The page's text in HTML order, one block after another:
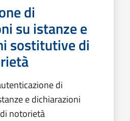
di
su istanze e
sostitutive di
di
e dichiarazioni
notorietà